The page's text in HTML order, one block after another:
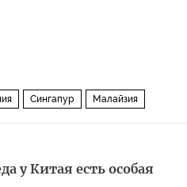
Сингапур Малайзия
у Китая есть особая